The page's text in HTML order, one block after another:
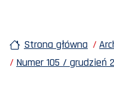
Strona główna
Numer 105 / grudzień